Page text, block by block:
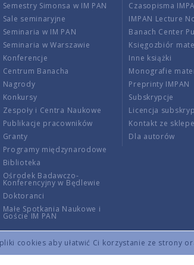
cookies aby ułatwić Ci korzystanie ze strony
Semestry Simonsa w IM PAN
Sale seminaryjne
Seminaria w IM PAN
Seminaria w Warszawie
Konferencje
Centrum Banacha
Nagrody
Konkursy
Zespoły i Centra Naukowe
Publikacje pracowników
Granty
Programy międzynarodowe
Biblioteka
Ośrodek Badawczo-
Konferencyjny w Będlewie
Doktoranci
Małe Spotkania Naukowe i
Goście IM PAN
Czasopisma
IMPAN Lecture
Banach Center
Księgozbiór
Inne książki
Monografie
Preprinty IMPAN
Subskrypcje
Licencja
Kontakt ze
Dla autorów